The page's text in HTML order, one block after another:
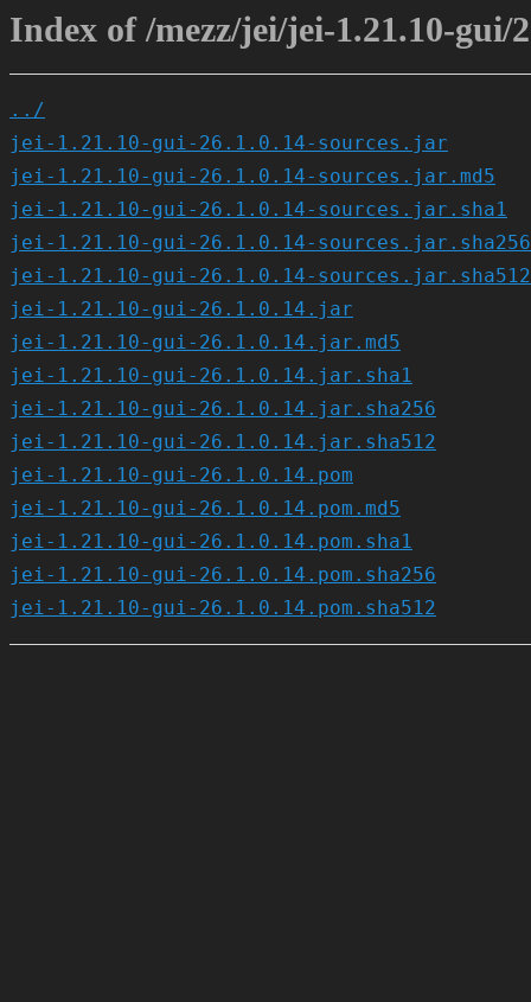
Index of /mezz/jei/jei-1.21.10-gui/
../
jei-1.21.10-gui-26.1.0.14-sources.jar
jei-1.21.10-gui-26.1.0.14-sources.jar.md5
jei-1.21.10-gui-26.1.0.14-sources.jar.sha1
jei-1.21.10-gui-26.1.0.14-sources.jar.sha256
jei-1.21.10-gui-26.1.0.14-sources.jar.sha512
jei-1.21.10-gui-26.1.0.14.jar
jei-1.21.10-gui-26.1.0.14.jar.md5
jei-1.21.10-gui-26.1.0.14.jar.sha1
jei-1.21.10-gui-26.1.0.14.jar.sha256
jei-1.21.10-gui-26.1.0.14.jar.sha512
jei-1.21.10-gui-26.1.0.14.pom
jei-1.21.10-gui-26.1.0.14.pom.md5
jei-1.21.10-gui-26.1.0.14.pom.sha1
jei-1.21.10-gui-26.1.0.14.pom.sha256
jei-1.21.10-gui-26.1.0.14.pom.sha512